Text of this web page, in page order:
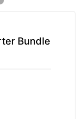
Bundle